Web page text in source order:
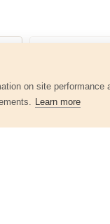
on site
Learn more